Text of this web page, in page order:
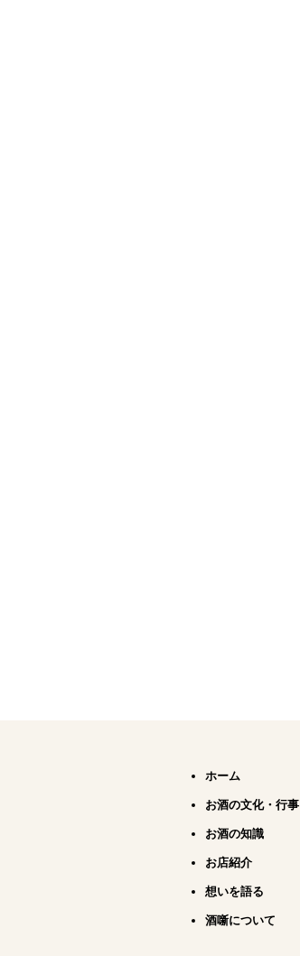
ホーム
お酒の文化・行事
お酒の知識
お店紹介
想いを語る
酒噺について